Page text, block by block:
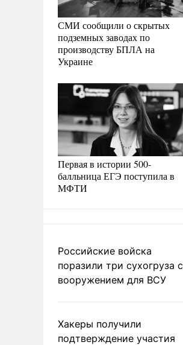
СМИ сообщили о скрытых
подземных заводах по
производству БПЛА на
Украине
Первая в истории 500-
балльница ЕГЭ поступила в
МФТИ
Российские войска
поразили три сухогруза с
вооружением для ВСУ
Хакеры получили
подтверждение участия